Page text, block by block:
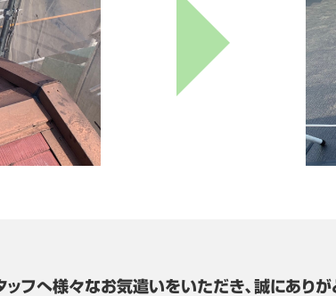
ッフへ様々なお気遣いをいただき、誠にありが